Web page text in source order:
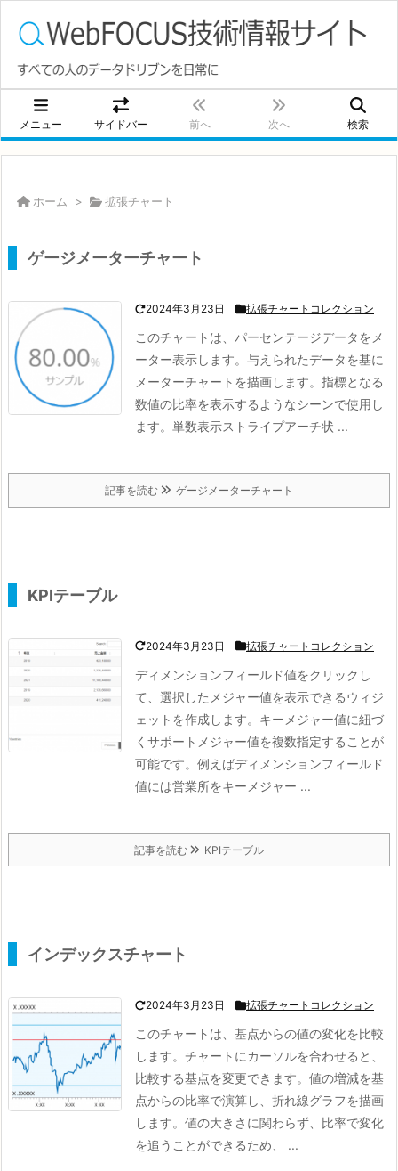
メニュー サイドバー 前へ 次へ 検索
ホーム > 拡張チャート
ゲージメーターチャート
2024年3月23日 拡張チャートコレクション
このチャートは、パーセンテージデータをメ
ーター表示します。与えられたデータを基に
メーターチャートを描画します。 指標となる
数値の比率を表示するようなシーンで使用し
ます。 単数表示ストライプアーチ状 ...
記事を読む ゲージメーターチャート
KPIテーブル
2024年3月23日 拡張チャートコレクション
ディメンションフィールド値をクリックし
て、選択したメジャー値を表示できるウィジ
ェットを作成します。 キーメジャー値に紐づ
くサポートメジャー値を複数指定することが
可能です。例えばディメンションフィールド
値には営業所をキーメジャー ...
記事を読む KPIテーブル
インデックスチャート
2024年3月23日 拡張チャートコレクション
このチャートは、基点からの値の変化を比較
します。チャートにカーソルを合わせると、
比較する基点を変更できます。値の増減を基
点からの比率で演算し、折れ線グラフを描画
します。 値の大きさに関わらず、比率で変化
を追うことができるため、 ...